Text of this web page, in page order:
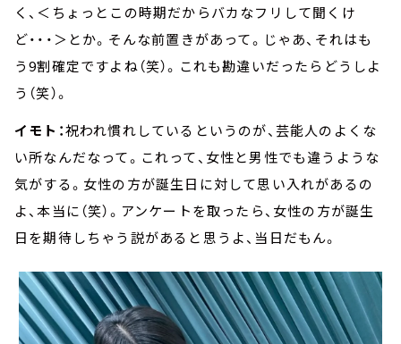
く、＜ちょっとこの時期だからバカなフリして聞くけ
ど・・・＞とか。そんな前置きがあって。じゃあ、それはも
う9割確定ですよね（笑）。これも勘違いだったらどうしよ
う（笑）。
イモト：祝われ慣れしているというのが、芸能人のよくな
い所なんだなって。これって、女性と男性でも違うような
気がする。女性の方が誕生日に対して思い入れがあるの
よ、本当に（笑）。アンケートを取ったら、女性の方が誕生
日を期待しちゃう説があると思うよ、当日だもん。